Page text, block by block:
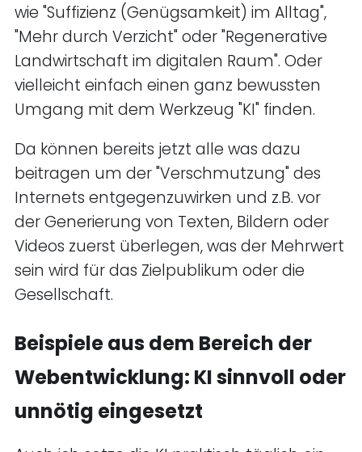
wie "Suffizienz (Genügsamkeit) im Alltag",
"Mehr durch Verzicht" oder "Regenerative
Landwirtschaft im digitalen Raum". Oder
vielleicht einfach einen ganz bewussten
Umgang mit dem Werkzeug "KI" finden.
Da können bereits jetzt alle was dazu
beitragen um der "Verschmutzung" des
Internets entgegenzuwirken und z.B. vor
der Generierung von Texten, Bildern oder
Videos zuerst überlegen, was der Mehrwert
sein wird für das Zielpublikum oder die
Gesellschaft.
Beispiele aus dem Bereich der
Webentwicklung: KI sinnvoll oder
unnötig eingesetzt